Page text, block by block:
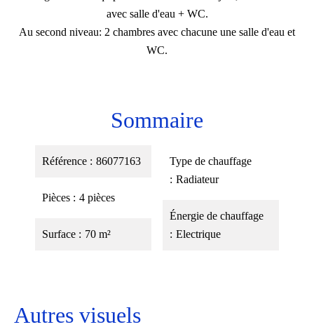
avec salle d'eau + WC.
Au second niveau: 2 chambres avec chacune une salle d'eau et
WC.
Sommaire
Référence 86077163
Pièces 4 pièces
Surface 70 m²
Type de chauffage
Radiateur
Énergie de chauffage
Electrique
Autres visuels